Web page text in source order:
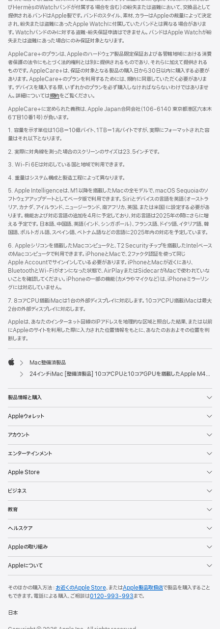
びHermèsのWatchバンドが付属する場合を含む）の紛失または盗難において、交換品として
提供されるバンドはApple製です。バンドのスタイル、素材、カラーはAppleの裁量によって決定
され、紛失または盗難にあったApple Watchに付属していたバンドとは異なる場合がありま
す。Watchバンドのみに対する盗難・紛失保証申請はできません。バンドはApple Watchが紛
失または盗難にあった場合にのみ保証対象となります。
AppleCare+のプランは、Appleのハードウェア製品限定保証および各管轄地域における消費
者保護の法令にもとづく法的権利とは別に提供されるものであり、それらに加えて提供される
ものです。AppleCare+は、保証の対象となる製品の購入日から30日以内に購入する必要が
あります。AppleCare+のプランを利用するためには、規約に同意していただく必要がありま
す。デバイスを購入する際、いずれかのプランを必ず購入しなければならないわけではありませ
ん。詳細については規約（新
ウ
イ
ン
ド
で
開
ま
す）
をご覧ください。
AppleCare+に定められた義務は、Apple Japan合同会社（106-6140 東京都港区六本木
6丁目10番1号）が負いま す 。
1. 容量を示す単位は1GB＝10億バイト、1TB＝1兆バイトですが、実際にフォーマットされた容
量はそれ以下となります。
2. 実際に対角線を測った場合のスクリーンのサイズは23.5インチです。
3. Wi-Fi 6Eは対応している国と地域で利用できます。
4. 重量はシステム構成と製造工程によって異なります。
5. Apple Intelligenceは、M1以降を搭載したMacの全モデルで、macOS Sequoiaのソ
フトウェアアップデートとしてベータ版で利用できます。Siriとデバイスの言語を英語（オーストラ
リア、カナダ、アイルランド、ニュージーランド、南アフリカ、英国、または米国）に設定する必要があ
ります。機能および対応言語の追加を4月に予定しており、対応言語は2025年の間にさらに増
える予定です。日本語、中国語、英語（インド、シンガポール）、フランス語、ドイツ語、イタリア語、韓
国語、ポルトガル語、スペイン語、ベトナム語などの言語に2025年内の対応を予定しています。
6. Appleシリコンを搭載したMacコンピュータと、T2 Securityチップを搭載したIntelベース
のMacコンピュータで利用できます。iPhoneとMacで、2ファクタ認証を使って同じ
Apple Accountでサインインしている必要があります。iPhoneとMacが近くにあり、
BluetoothとWi-Fiがオンになった状態で、AirPlayまたはSidecarがMacで使われていな
いことを確認してください。iPhoneの一部の機能（カメラやマイクなど）は、iPhoneミラーリン
グには対応していません。
7. 8コアCPU搭載iMacは1台の外部ディスプレイに対応します。10コアCPU搭載iMacは最大
2台の外部ディスプレイに対応します。
Appleは、あなたのインターネット回線のIPアドレスを地理的な区域と照合した結果、または以前
にAppleのサイトを利用した際に入力された位置情報をもとに、あなたのおおよその位置を判
断します。
Apple
Mac整備済製品
24インチiMac [整備済製品] 10コアCPUと10コアGPUを搭載したApple M4チップ、ギガビットEthernet、Nano-textureガラス - グリーン
製品情報と購入
Appleウォレット
アカウント
エンターテインメント
Apple Store
ビジネス
教育
ヘルスケア
Appleの取り組み
Appleについて
そのほかの購入方法： お近くのApple Store、またはApple製品取扱店で製品を購入すること
もできます。 電話による購入、ご相談は0120-993-993まで。
日本